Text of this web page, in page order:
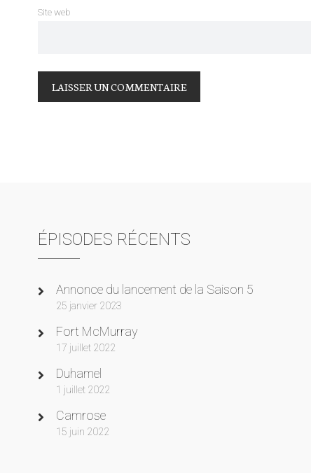
Site web
ÉPISODES RÉCENTS
Annonce du lancement de la Saison 5
25 janvier 2023
Fort McMurray
17 juillet 2022
Duhamel
1 juillet 2022
Camrose
15 juin 2022